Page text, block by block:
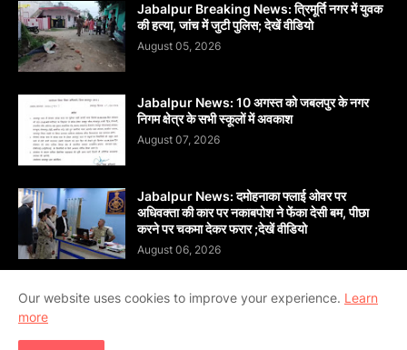
Jabalpur Breaking News: त्रिमूर्ति नगर में युवक
की हत्या, जांच में जुटी पुलिस; देखें वीडियो
August 05, 2026
Jabalpur News: 10 अगस्त को जबलपुर के नगर
निगम क्षेत्र के सभी स्कूलों में अवकाश
August 07, 2026
Jabalpur News: दमोहनाका फ्लाई ओवर पर
अधिवक्ता की कार पर नकाबपोश ने फेंका देसी बम, पीछा
करने पर चकमा देकर फरार ;देखें वीडियो
August 06, 2026
Copyright ©
Our website uses cookies to improve your experience. Learn
more